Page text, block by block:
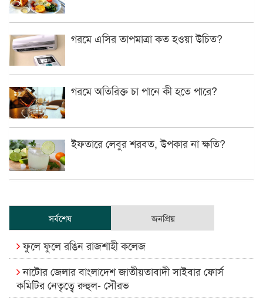
গরমে এসির তাপমাত্রা কত হওয়া উচিত?
গরমে অতিরিক্ত চা পানে কী হতে পারে?
ইফতারে লেবুর শরবত, উপকার না ক্ষতি?
সর্বশেষ জনপ্রিয়
ফুলে ফুলে রঙিন রাজশাহী কলেজ
নাটোর জেলার বাংলাদেশ জাতীয়তাবাদী সাইবার ফোর্স
কমিটির নেতৃত্বে রুহুল- সৌরভ